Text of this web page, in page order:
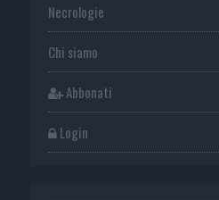
Necrologie
Chi siamo
Abbonati
Login